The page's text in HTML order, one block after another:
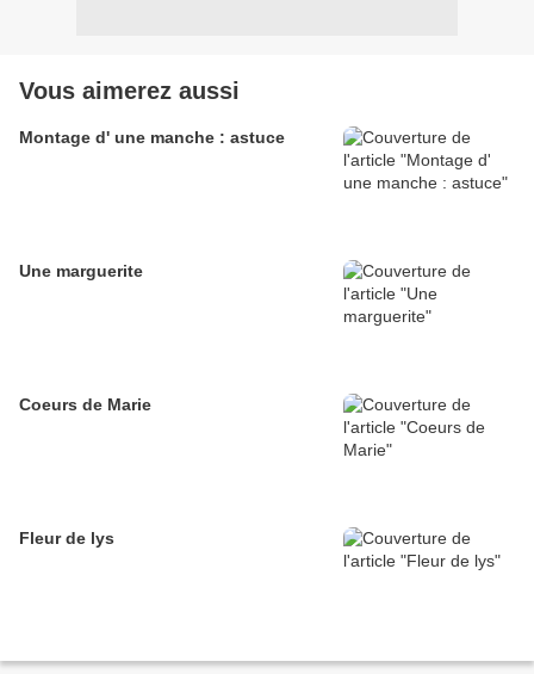
Vous aimerez aussi
Montage d' une manche : astuce
Une marguerite
Coeurs de Marie
Fleur de lys